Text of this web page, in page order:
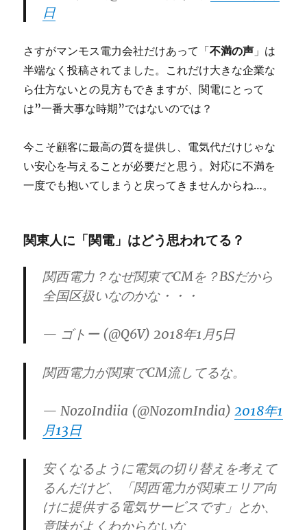
日
さすがマンモス電力会社だけあって「不満の声 」は
半端なく投稿されてました。これだけ大きな企業な
ら仕方ないとの見方もできますが、関電にとって
は”一番大事な時期”ではないのでは？
今こそ顧客に最高の質を提供し、電気代だけじゃな
い安心を与えることが必要だと思う。対応に不満を
一度でも抱いてしまうと戻ってきませんからね…。
関東人に「関電」はどう思われてる？
関西電力？なぜ関東でCMを？BSだから
全国区扱いなのかな・・・
— ゴトー (@Q6V) 2018年1月5日
関西電力が関東でCM流してるな。
— NozoIndiia (@NozomIndia)2018年1
月13日
安くなるように電気の切り替えを考えて
るんだけど、「関西電力が関東エリア向
けに提供する電気サービスです」とか、
意味がよくわからないな